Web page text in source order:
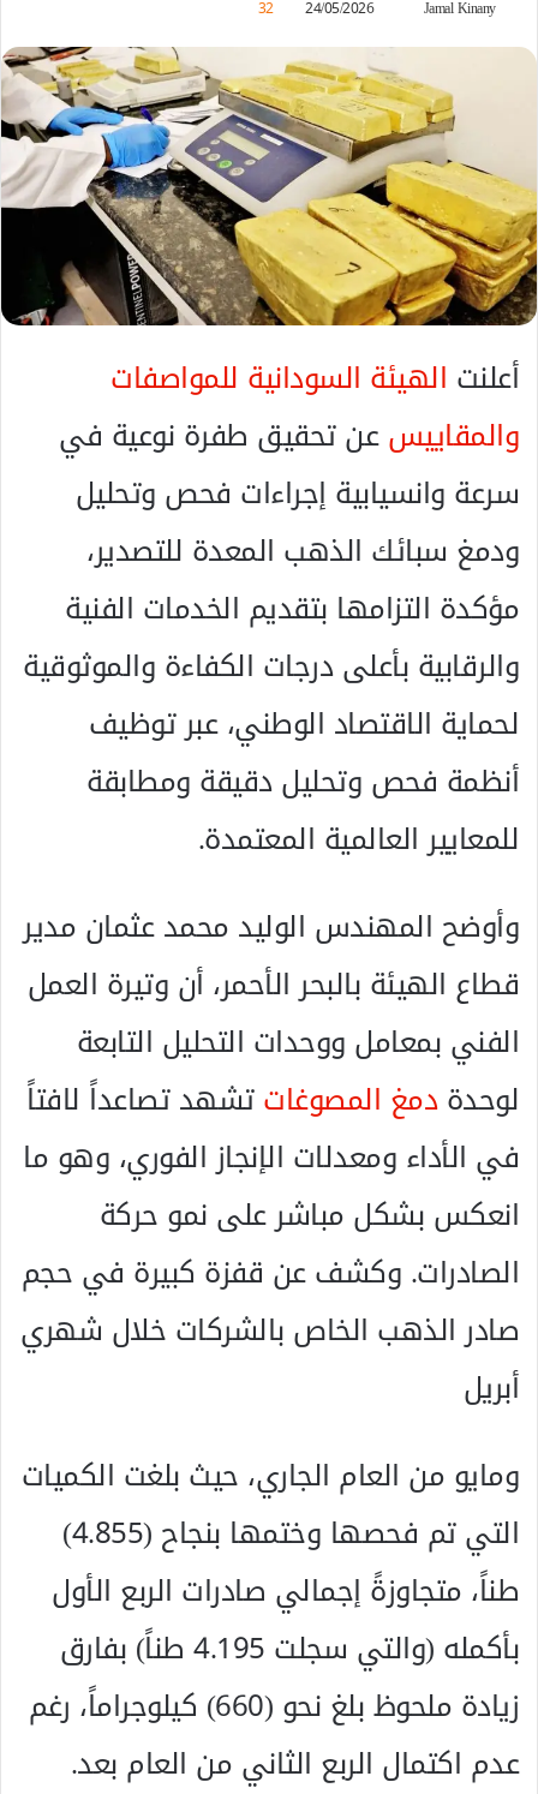
Jamal Kinany
س
ل
ب
ي
د
إ
ل
ك
ر
ن
ا
24/05/2026
32
أعلنت الهيئة السودانية للمواصفات
والمقاييسعن تحقيق طفرة نوعية في
سرعة وانسيابية إجراءات فحص وتحليل
ودمغ سبائك الذهب المعدة للتصدير،
مؤكدة التزامها بتقديم الخدمات الفنية
والرقابية بأعلى درجات الكفاءة والموثوقية
لحماية الاقتصاد الوطني، عبر توظيف
أنظمة فحص وتحليل دقيقة ومطابقة
للمعايير العالمية المعتمدة.
وأوضح المهندس الوليد محمد عثمان مدير
قطاع الهيئة بالبحر الأحمر، أن وتيرة العمل
الفني بمعامل ووحدات التحليل التابعة
لوحدةدمغ المصوغاتتشهد تصاعداً لافتاً
في الأداء ومعدلات الإنجاز الفوري، وهو ما
انعكس بشكل مباشر على نمو حركة
الصادرات. وكشف عن قفزة كبيرة في حجم
صادر الذهب الخاص بالشركات خلال شهري
أبريل
ومايو من العام الجاري، حيث بلغت الكميات
التي تم فحصها وختمها بنجاح (4.855)
طناً، متجاوزةً إجمالي صادرات الربع الأول
بأكمله (والتي سجلت 4.195 طناً) بفارق
زيادة ملحوظ بلغ نحو (660) كيلوجراماً، رغم
عدم اكتمال الربع الثاني من العام بعد.